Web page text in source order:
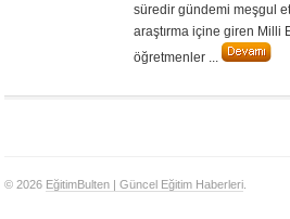
süredir gündemi meşgul
araştırma içine giren Milli
öğretmenler ...
© 2026 EğitimBulten | Güncel Eğitim Haberleri